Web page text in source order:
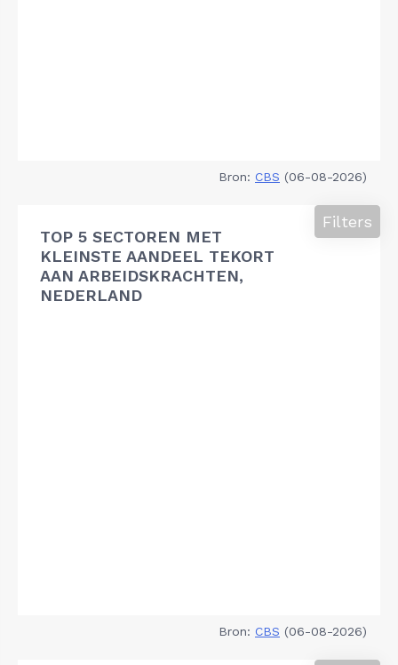
Bron: CBS (06-08-2026)
TOP 5 SECTOREN MET
KLEINSTE AANDEEL TEKORT
AAN ARBEIDSKRACHTEN,
NEDERLAND
Filters
Bron: CBS (06-08-2026)